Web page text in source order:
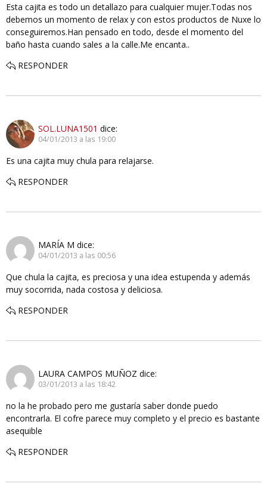
Esta cajita es todo un detallazo para cualquier mujer.Todas nos
debemos un momento de relax y con estos productos de Nuxe lo
conseguiremos.Han pensado en todo, desde el momento del
baño hasta cuando sales a la calle.Me encanta..
RESPONDER
SOL.LUNA1501 dice:
04/01/2013 a las 19:00
Es una cajita muy chula para relajarse.
RESPONDER
MARÍA M dice:
04/01/2013 a las 00:56
Que chula la cajita, es preciosa y una idea estupenda y además
muy socorrida, nada costosa y deliciosa.
RESPONDER
LAURA CAMPOS MUÑOZ dice:
03/01/2013 a las 18:42
no la he probado pero me gustaría saber donde puedo
encontrarla. El cofre parece muy completo y el precio es bastante
asequible
RESPONDER